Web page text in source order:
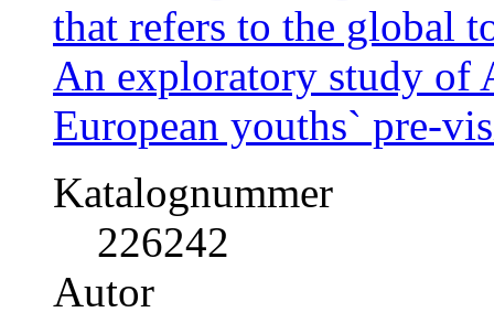
Katalognummer
226524
Autor
Christian Kremer
Fach
BWL - Offline-